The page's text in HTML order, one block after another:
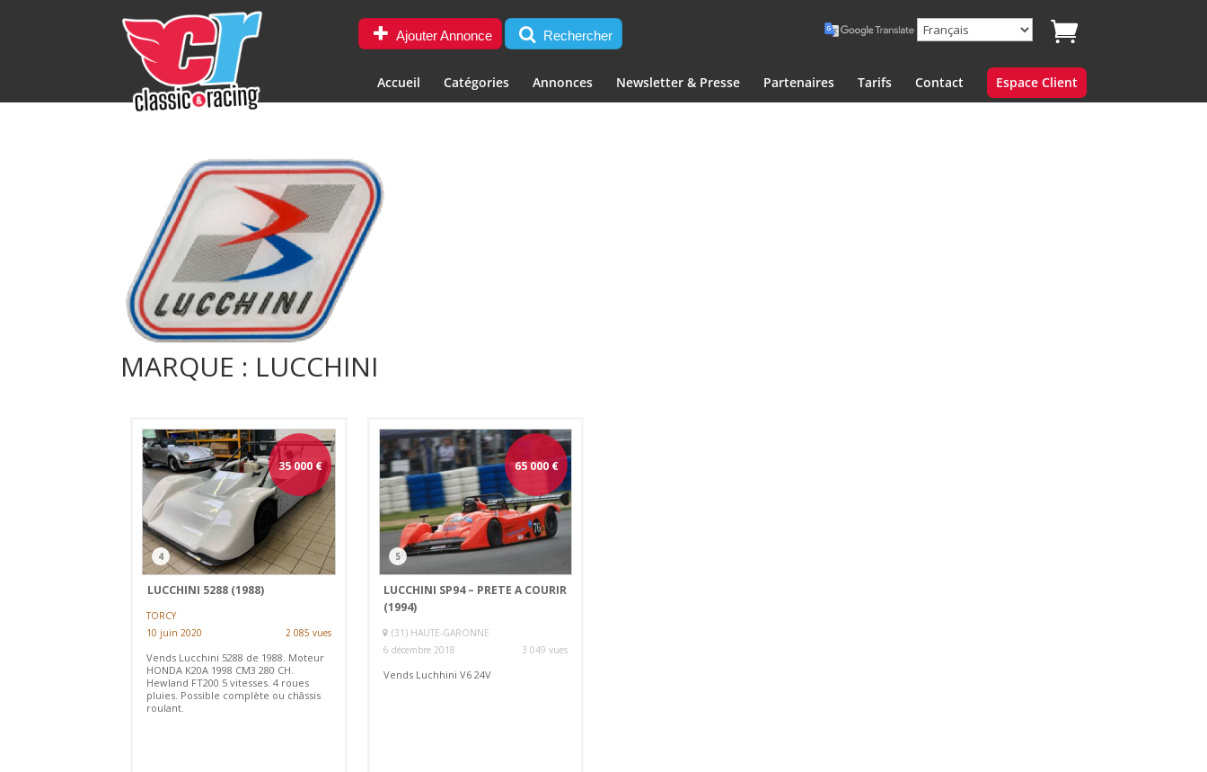
Ajouter Annonce Rechercher
Accueil Catégories Annonces Newsletter & Presse Partenaires Tarifs Contact Espace Client
MARQUE : LUCCHINI
35 000€
4
LUCCHINI 5288 (1988)
TORCY
10 juin 2020
2 085 vues
Vends Lucchini 5288 de 1988. Moteur
HONDA K20A 1998 CM3 280 CH.
Hewland FT200 5 vitesses. 4 roues
pluies. Possible complète ou châssis
roulant.
65 000€
5
LUCCHINI SP94 – PRETE A COURIR
(1994)
(31) HAUTE-GARONNE
6 décembre 2018
3 049 vues
Vends Luchhini V6 24V